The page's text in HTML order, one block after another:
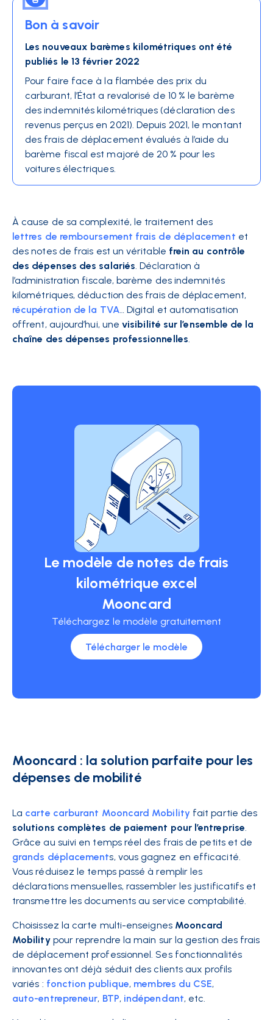
Bon à savoir
Les nouveaux barèmes kilométriques ont été
publiés le 13 février 2022
Pour faire face à la flambée des prix du
carburant, l’État a revalorisé de 10 % le barème
des indemnités kilométriques (déclaration des
revenus perçus en 2021). Depuis 2021, le montant
des frais de déplacement évalués à l’aide du
barème fiscal est majoré de 20 % pour les
voitures électriques.
À cause de sa complexité, le traitement des
lettres de remboursement frais de déplacement et
des notes de frais est un véritable frein au contrôle
des dépenses des salariés. Déclaration à
l’administration fiscale, barème des indemnités
kilométriques, déduction des frais de déplacement,
récupération de la TVA… Digital et automatisation
offrent, aujourd’hui, unevisibilité sur l’ensemble de la
chaîne des dépenses professionnelles.
Le modèle de notes de frais
kilométrique excel
Mooncard
Téléchargez le modèle gratuitement
Télécharger le modèle
Mooncard : la solution parfaite pour les
dépenses de mobilité
La carte carburant Mooncard Mobility fait partie des
solutions complètes de paiement pour l’entreprise.
Grâce au suivi en temps réel des frais de petits et de
grands déplacements, vous gagnez en efficacité.
Vous réduisez le temps passé à remplir les
déclarations mensuelles, rassembler les justificatifs et
transmettre les documents au service comptabilité.
Choisissez la carte multi-enseignes Mooncard
Mobilitypour reprendre la main sur la gestion des frais
de déplacement professionnel. Ses fonctionnalités
innovantes ont déjà séduit des clients aux profils
variés : fonction publique, membres du CSE,
auto-entrepreneur, BTP, indépendant, etc.